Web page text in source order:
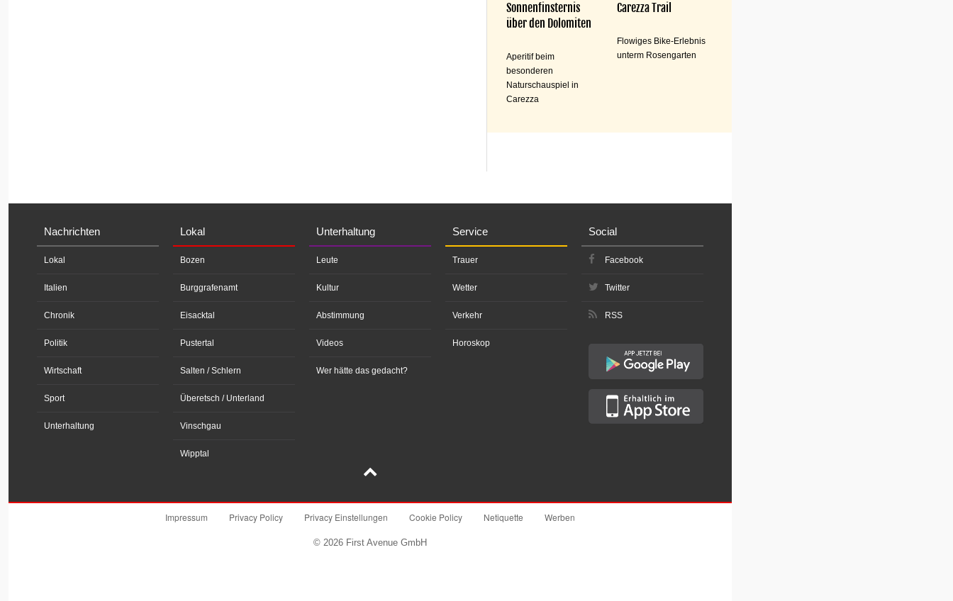
Sonnenfinsternis
über den Dolomiten
Aperitif beim
besonderen
Naturschauspiel in
Carezza
Carezza Trail
Flowiges Bike-Erlebnis
unterm Rosengarten
Nachrichten
Lokal
Italien
Chronik
Politik
Wirtschaft
Sport
Unterhaltung
Lokal
Bozen
Burggrafenamt
Eisacktal
Pustertal
Salten / Schlern
Überetsch / Unterland
Vinschgau
Wipptal
Unterhaltung
Leute
Kultur
Abstimmung
Videos
Wer hätte das gedacht?
Service
Trauer
Wetter
Verkehr
Horoskop
Social
Facebook
Twitter
RSS
Impressum Privacy Policy Privacy Einstellungen Cookie Policy Netiquette Werben
© 2026 First Avenue GmbH